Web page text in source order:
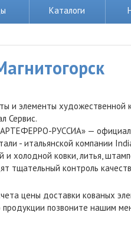
Каталоги
и элементы художественной
Сервис.
РУССИА» —
- итальянской компании
и холодной ковки, литья,
тщательный контроль
цены доставки кованых
продукции позвоните нашим